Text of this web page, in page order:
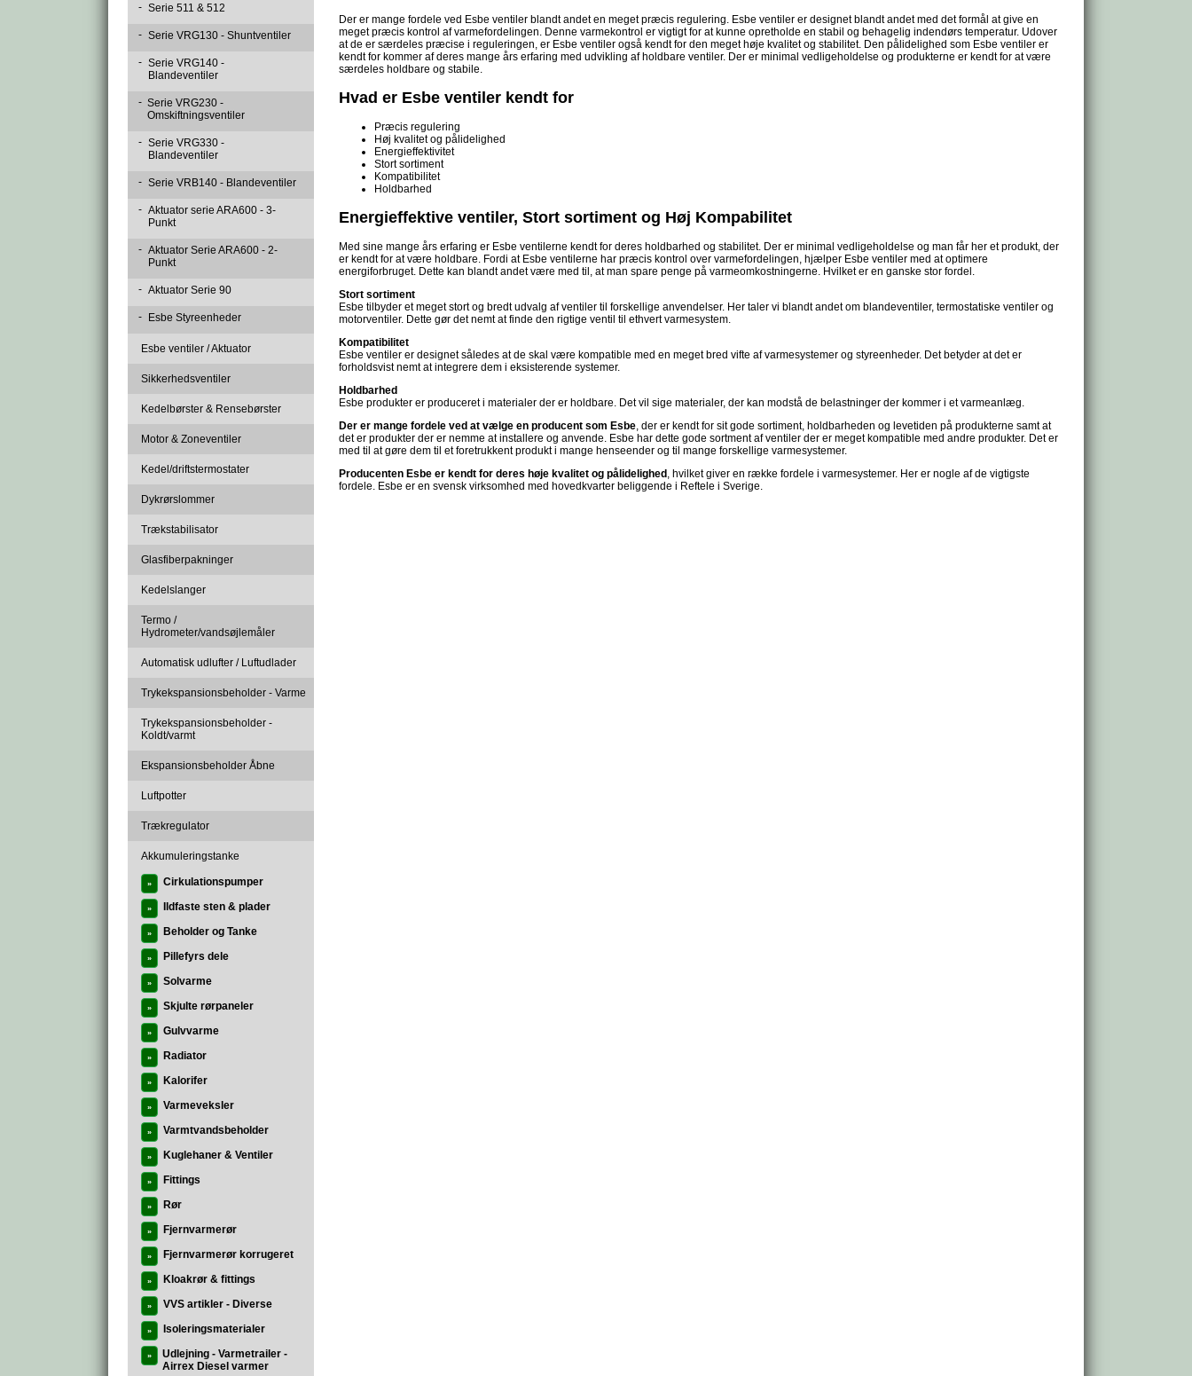
- Serie 511 & 512
- Serie VRG130 - Shuntventiler
- Serie VRG140 -
Blandeventiler
- Serie VRG230 -
Omskiftningsventiler
- Serie VRG330 -
Blandeventiler
- Serie VRB140 - Blandeventiler
- Aktuator serie ARA600 - 3-
Punkt
- Aktuator Serie ARA600 - 2-
Punkt
- Aktuator Serie 90
- Esbe Styreenheder
Esbe ventiler / Aktuator
Sikkerhedsventiler
Kedelbørster & Rensebørster
Motor & Zoneventiler
Kedel/driftstermostater
Dykrørslommer
Trækstabilisator
Glasfiberpakninger
Kedelslanger
Termo /
Hydrometer/vandsøjlemåler
Automatisk udlufter / Luftudlader
Trykekspansionsbeholder - Varme
Trykekspansionsbeholder -
Koldt/varmt
Ekspansionsbeholder Åbne
Luftpotter
Trækregulator
Akkumuleringstanke
» Cirkulationspumper
» Ildfaste sten & plader
» Beholder og Tanke
» Pillefyrs dele
» Solvarme
» Skjulte rørpaneler
» Gulvvarme
» Radiator
» Kalorifer
» Varmeveksler
» Varmtvandsbeholder
» Kuglehaner & Ventiler
» Fittings
» Rør
» Fjernvarmerør
» Fjernvarmerør korrugeret
» Kloakrør & fittings
» VVS artikler - Diverse
» Isoleringsmaterialer
»
Udlejning - Varmetrailer -
Airrex Diesel varmer
Der er mange fordele ved Esbe ventiler blandt andet en meget præcis regulering. Esbe ventiler er designet blandt andet med det formål at give en
meget præcis kontrol af varmefordelingen. Denne varmekontrol er vigtigt for at kunne opretholde en stabil og behagelig indendørs temperatur. Udover
at de er særdeles præcise i reguleringen, er Esbe ventiler også kendt for den meget høje kvalitet og stabilitet. Den pålidelighed som Esbe ventiler er
kendt for kommer af deres mange års erfaring med udvikling af holdbare ventiler. Der er minimal vedligeholdelse og produkterne er kendt for at være
særdeles holdbare og stabile.
Hvad er Esbe ventiler kendt for
Præcis regulering
Høj kvalitet og pålidelighed
Energieffektivitet
Stort sortiment
Kompatibilitet
Holdbarhed
Energieffektive ventiler, Stort sortiment og Høj Kompabilitet
Med sine mange års erfaring er Esbe ventilerne kendt for deres holdbarhed og stabilitet. Der er minimal vedligeholdelse og man får her et produkt, der
er kendt for at være holdbare. Fordi at Esbe ventilerne har præcis kontrol over varmefordelingen, hjælper Esbe ventiler med at optimere
energiforbruget. Dette kan blandt andet være med til, at man spare penge på varmeomkostningerne. Hvilket er en ganske stor fordel.
Stort sortiment
Esbe tilbyder et meget stort og bredt udvalg af ventiler til forskellige anvendelser. Her taler vi blandt andet om blandeventiler, termostatiske ventiler og
motorventiler. Dette gør det nemt at finde den rigtige ventil til ethvert varmesystem.
Kompatibilitet
Esbe ventiler er designet således at de skal være kompatible med en meget bred vifte af varmesystemer og styreenheder. Det betyder at det er
forholdsvist nemt at integrere dem i eksisterende systemer.
Holdbarhed
Esbe produkter er produceret i materialer der er holdbare. Det vil sige materialer, der kan modstå de belastninger der kommer i et varmeanlæg.
Der er mange fordele ved at vælge en producent som Esbe , der er kendt for sit gode sortiment, holdbarheden og levetiden på produkterne samt at
det er produkter der er nemme at installere og anvende. Esbe har dette gode sortment af ventiler der er meget kompatible med andre produkter. Det er
med til at gøre dem til et foretrukkent produkt i mange henseender og til mange forskellige varmesystemer.
Producenten Esbe er kendt for deres høje kvalitet og pålidelighed , hvilket giver en række fordele i varmesystemer. Her er nogle af de vigtigste
fordele. Esbe er en svensk virksomhed med hovedkvarter beliggende i Reftele i Sverige.